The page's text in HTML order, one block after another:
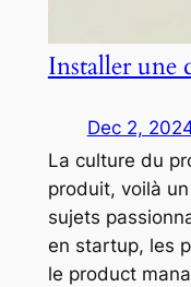
Installer une
Dec 2,
La culture du
produit, voilà
sujets
en startup, les
le product